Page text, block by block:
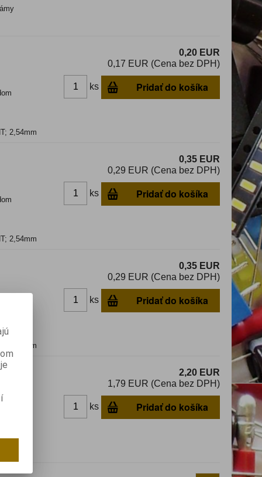
2,54mm
0,20 EUR
0,17 EUR (Cena bez DPH)
ks Pridať do košíka
2,54mm
0,35 EUR
0,29 EUR (Cena bez DPH)
ks Pridať do košíka
2,54mm
0,35 EUR
0,29 EUR (Cena bez DPH)
ks Pridať do košíka
2,20 EUR
1,79 EUR (Cena bez DPH)
ks Pridať do košíka